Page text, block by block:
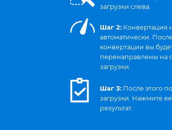
загрузки слева.
Шаг 2: Конвертация
автоматически.
конвертации вы
перенаправлены на
загрузки.
Шаг 3: После этого
загрузки. Нажмите
результат.